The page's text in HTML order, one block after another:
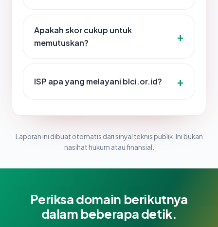
Apakah skor cukup untuk
memutuskan?
ISP apa yang melayani blci.or.id?
Laporan ini dibuat otomatis dari sinyal teknis publik. Ini bukan
nasihat hukum atau finansial.
Periksa domain berikutnya
dalam beberapa detik.